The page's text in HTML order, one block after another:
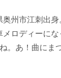
奥州市江刺出
ロディーに
。あ！曲にま